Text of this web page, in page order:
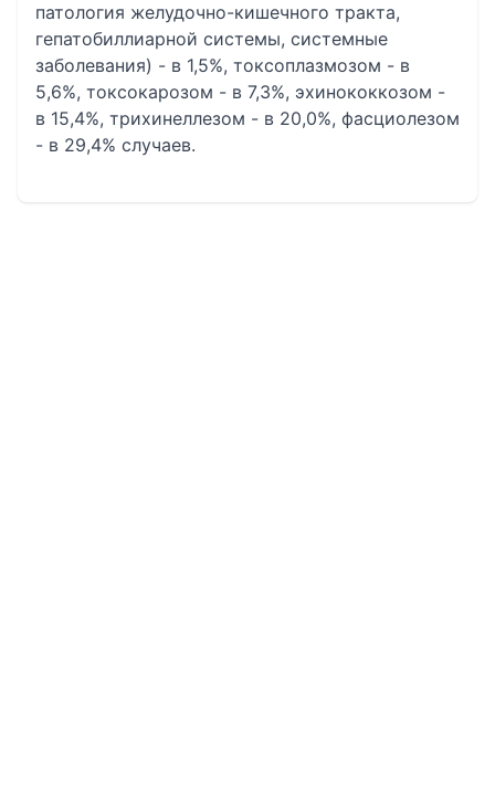
патология желудочно-кишечного тракта,
гепатобиллиарной системы, системные
заболевания) - в 1,5%, токсоплазмозом - в
5,6%, токсокарозом - в 7,3%, эхинококкозом -
в 15,4%, трихинеллезом - в 20,0%, фасциолезом
- в 29,4% случаев.